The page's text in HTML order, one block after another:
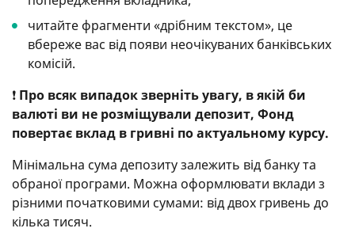
читайте фрагменти «дрібним текстом», це
вбереже вас від появи неочікуваних банківських
комісій.
❗ Про всяк випадок зверніть увагу, в якій би
валюті ви не розміщували депозит, Фонд
повертає вклад в гривні по актуальному курсу.
Мінімальна сума депозиту залежить від банку та
обраної програми. Можна оформлювати вклади з
різними початковими сумами: від двох гривень до
кілька тисяч.